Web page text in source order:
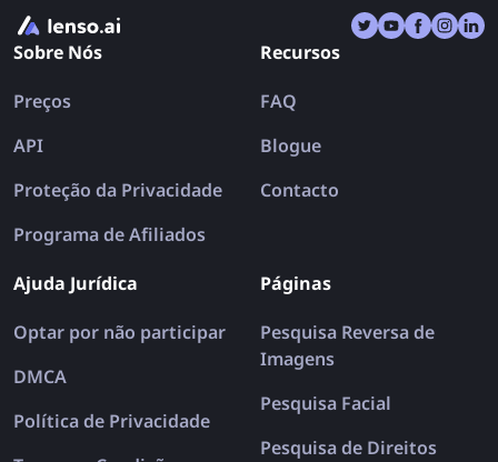
Sobre Nós
Preços
API
Proteção da Privacidade
Programa de Afiliados
Recursos
FAQ
Blogue
Contacto
Ajuda Jurídica
Optar por não participar
DMCA
Política de Privacidade
Páginas
Pesquisa Reversa de
Imagens
Pesquisa Facial
Pesquisa de Direitos